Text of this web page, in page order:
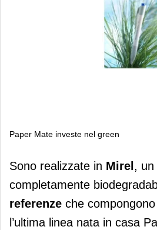
Paper Mate investe nel green
Paper Mate investe nel
Sono realizzate in Mirel, un
completamente
referenze che compongono
l’ultima linea nata in casa